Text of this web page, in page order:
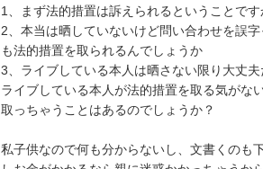
1、まず法的措置は訴えられるということです
2、本当は晒していないけど問い合わせを誤
も法的措置を取られるんでしょうか
3、ライブしている本人は晒さない限り大丈
ライブしている本人が法的措置を取る気がな
取っちゃうことはあるのでしょうか？
私子供なので何も分からないし、文書くのも